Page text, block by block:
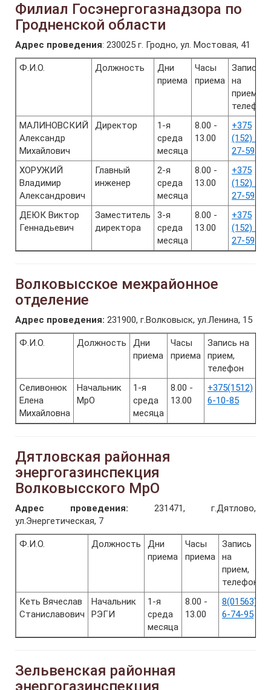
Филиал Госэнергогазнадзора по
Гродненской области
Адрес проведения: 230025 г. Гродно, ул. Мостовая, 41
Ф.И.О. Должность
Дни
приема
Часы
приема
Запись
на
прием,
телефон
МАЛИНОВСКИЙ
Александр
Михайлович
Директор
1-я
среда
месяца
8.00 -
13.00
+375
(152) 49-
27-59
ХОРУЖИЙ
Владимир
Александрович
Главный
инженер
2-я
среда
месяца
8.00 -
13.00
+375
(152) 49-
27-59
ДЕЮК Виктор
Геннадьевич
Заместитель
директора
3-я
среда
месяца
8.00 -
13.00
+375
(152) 49-
27-59
Волковысское межрайонное
отделение
Адрес проведения: 231900, г.Волковыск, ул.Ленина, 15
Ф.И.О. Должность
Дни
приема
Часы
приема
Запись на
прием,
телефон
Селивонюк
Елена
Михайловна
Начальник
МрО
1-я
среда
месяца
8.00 -
13.00
+375(1512)
6-10-85
Дятловская районная
энергогазинспекция
Волковысского МрО
Адрес проведения: 231471, г.Дятлово,
ул.Энергетическая, 7
Ф.И.О. Должность
Дни
приема
Часы
приема
Запись
на
прием,
телефон
Кеть Вячеслав
Станиславович
Начальник
РЭГИ
1-я
среда
месяца
8.00 -
13.00
8(01563)
6-74-95
Зельвенская районная
энергогазинспекция